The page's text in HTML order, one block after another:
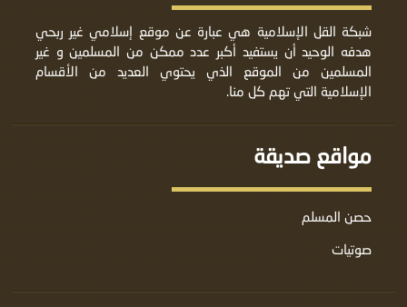
شبكة القل الإسلامية هي عبارة عن موقع إسلامي غير ربحي
هدفه الوحيد أن يستفيد أكبر عدد ممكن من المسلمين و غير
المسلمين من الموقع الذي يحتوي العديد من الأقسام
الإسلامية التي تهم كل منا.
مواقع صديقة
حصن المسلم
صوتيات